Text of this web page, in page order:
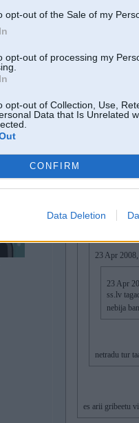
opt-out of the Sale of my
opt-out of processing my
opt-out of Collection, Use,
Data that Is Unrelated
CONFIRM
Data Deletion
bamperi ir
23 Apr
23 Apr
ss.lv
nebija
netradu tur
es arii gribeetu